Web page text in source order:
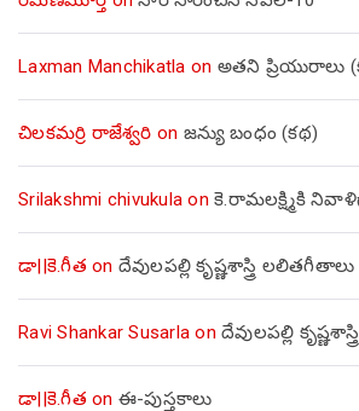
Laxman Manchikatla on అతని ప్రియురాలు
చిలకమర్రి రాజేశ్వరి on జన్యు బంధం (కథ)
Srilakshmi chivukula on కె.రామలక్ష్మికి
డా||కె.గీత on దేవులపల్లి కృష్ణశాస్త్రి లలితగీతాలు
Ravi Shankar Susarla on దేవులపల్లి
డా||కె.గీత on ఈ-పుస్తకాలు